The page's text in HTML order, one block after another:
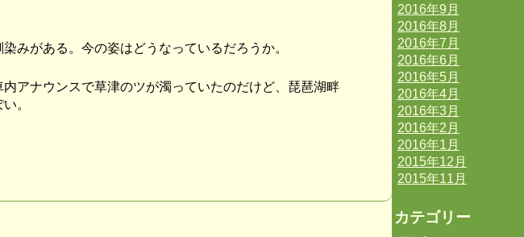
みがある。今の姿はどうなっているだろうか。
アナウンスで草津のツが濁っていたのだけど、琵琶湖畔
。
2016年9月
2016年8月
2016年7月
2016年6月
2016年5月
2016年4月
2016年3月
2016年2月
2016年1月
2015年12月
2015年11月
カテゴリー